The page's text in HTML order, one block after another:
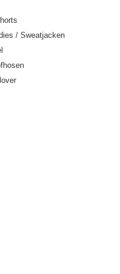
/ Sweatjacken